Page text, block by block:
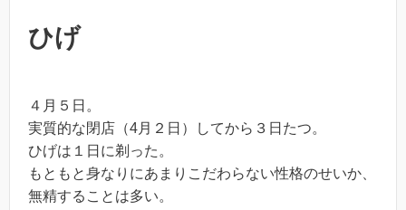
ひげ
４月５日。
実質的な閉店（4月２日）してから３日たつ。
ひげは１日に剃った。
もともと身なりにあまりこだわらない性格のせいか、
無精することは多い。